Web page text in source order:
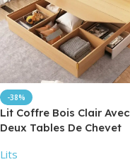
-38%
Lit Coffre Bois Clair Avec
Deux Tables De Chevet
Lits